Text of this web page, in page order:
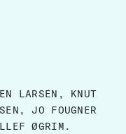
LARSEN, KNUT
JO FOUGNER
ØGRIM.